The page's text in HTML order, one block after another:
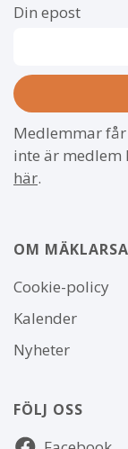
Din epost
Medlemmar
inte är medlem
här.
OM
Om
webbplatsen
Cookie-policy
Kalender
Nyheter
FÖLJ OSS
Följ